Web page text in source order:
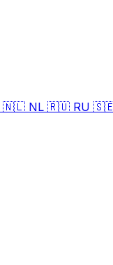
🇳🇱 NL 🇷🇺 RU